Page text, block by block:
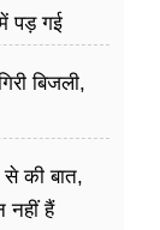
पड़ गई
बिजली,
की बात,
नहीं हैं